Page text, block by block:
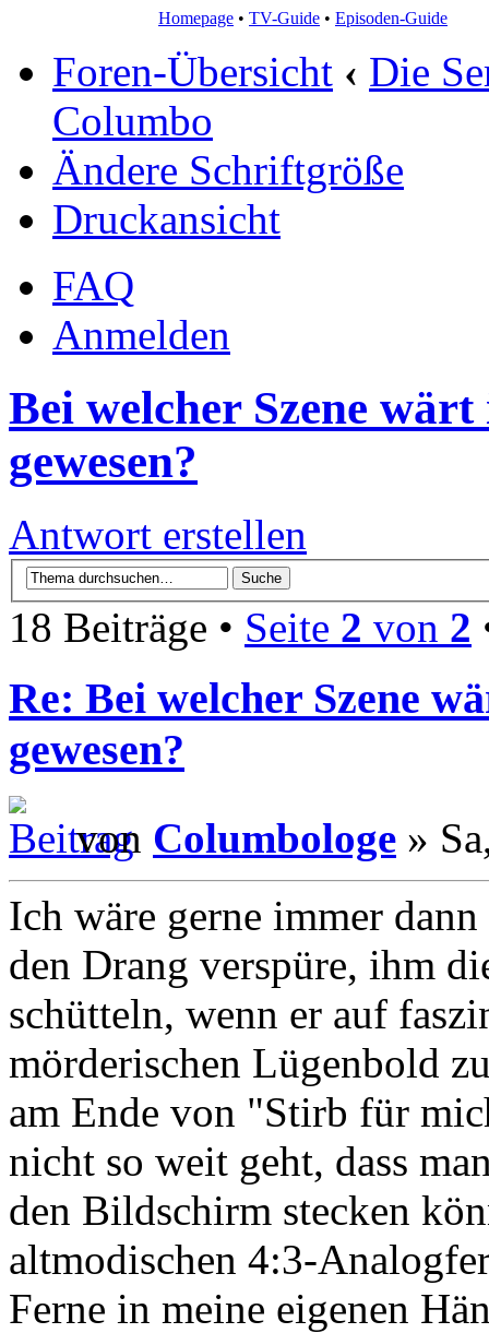
Homepage • TV-Guide • Episoden-Guide
Foren-Übersicht ‹ Die
Columbo
Ändere Schriftgröße
Druckansicht
FAQ
Anmelden
Bei welcher Szene
gewesen?
Antwort erstellen
18 Beiträge • Seite 2 von 2
Re: Bei welcher Szene
gewesen?
von Columbologe »
Ich wäre gerne immer
den Drang verspüre, ihm
schütteln, wenn er auf
mörderischen Lügenbold
am Ende von "Stirb für
nicht so weit geht, dass
den Bildschirm stecken
altmodischen 4:3-
Ferne in meine eigenen